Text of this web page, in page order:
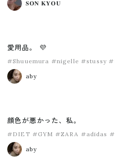
𝐒𝐎𝐍 𝐊𝐘𝐎𝐔
愛用品。 💜
#Shuuemura #nigelle #stussy #
#ヘアケア
aby
顔色が悪かった、私。
#DIET #GYM #ZARA #adidas
aby